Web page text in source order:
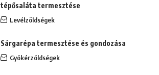
tépősaláta termesztése
Levélzöldségek
Sárgarépa termesztése és gondozása
Gyökérzöldségek